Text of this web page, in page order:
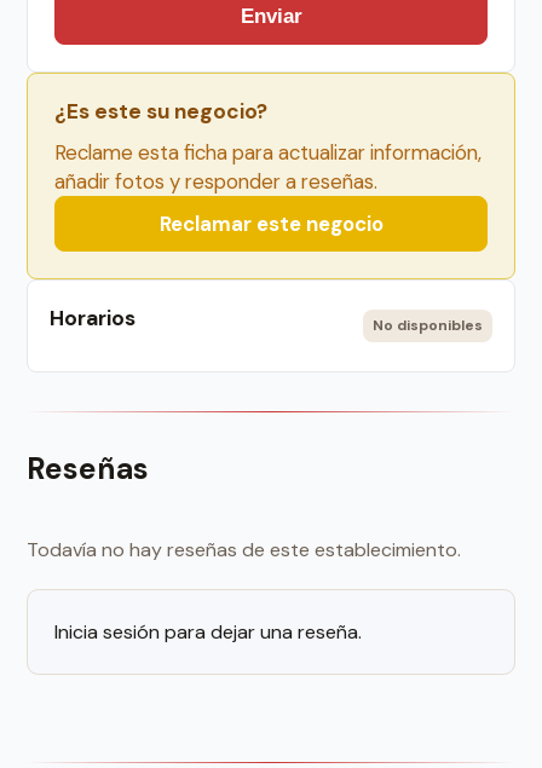
Enviar
¿Es este su negocio?
Reclame esta ficha para actualizar información,
añadir fotos y responder a reseñas.
Reclamar este negocio
Horarios No disponibles
Reseñas
Todavía no hay reseñas de este establecimiento.
Inicia sesión para dejar una reseña.